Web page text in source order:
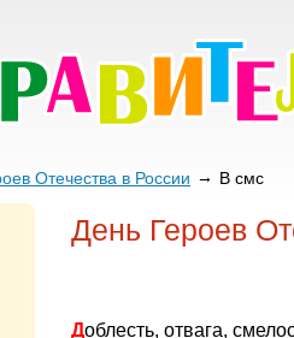
Отечества в России В смс
День Героев
Доблесть, отвага,